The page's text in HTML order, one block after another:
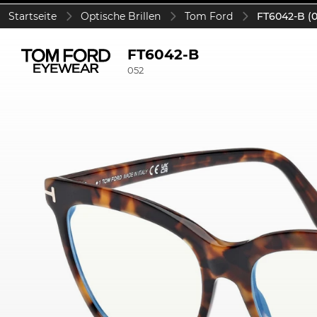
Startseite Optische Brillen Tom Ford FT6042-B
FT6042-B
052